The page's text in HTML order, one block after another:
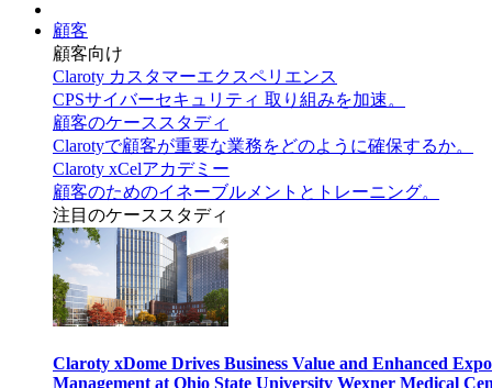
顧客
顧客向け
Claroty カスタマーエクスペリエンス
CPSサイバーセキュリティ 取り組みを加速。
顧客のケーススタディ
Clarotyで顧客が重要な業務をどのように確保するか。
Claroty xCelアカデミー
顧客のためのイネーブルメントとトレーニング。
注目のケーススタディ
Claroty xDome Drives Business Value and Enhanced
Management at Ohio State University Wexner Medical